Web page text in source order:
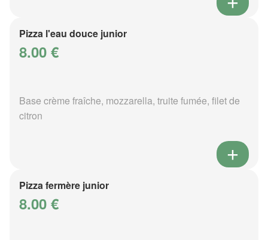
Pizza l'eau douce junior
8.00 €
Base crème fraîche, mozzarella, truite fumée, filet de
citron
Pizza fermère junior
8.00 €